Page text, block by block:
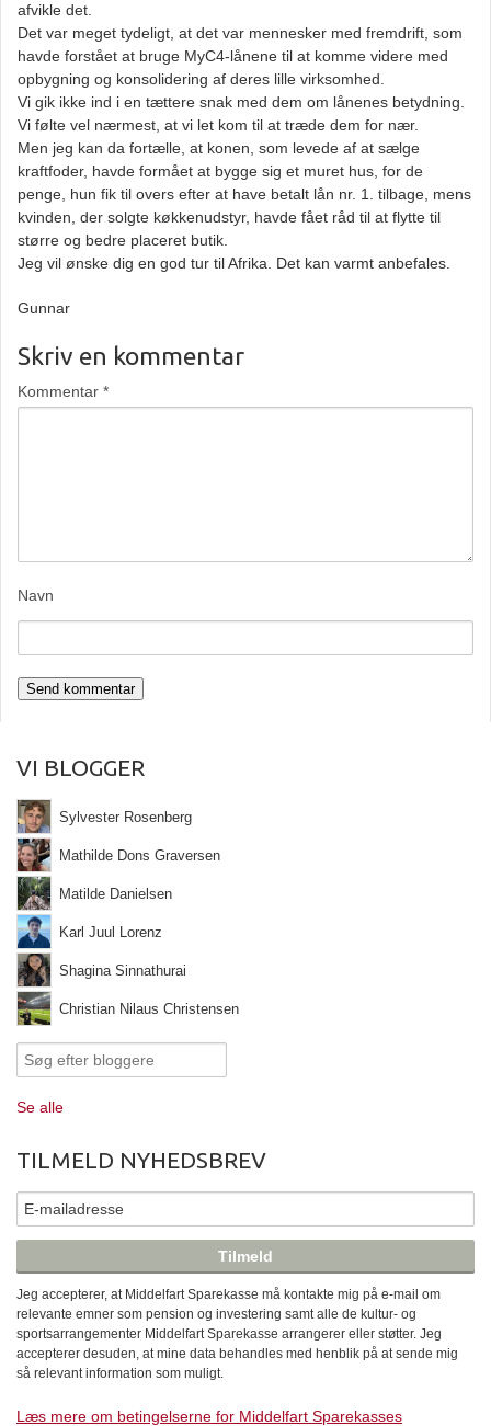
afvikle det.
Det var meget tydeligt, at det var mennesker med fremdrift, som
havde forstået at bruge MyC4-lånene til at komme videre med
opbygning og konsolidering af deres lille virksomhed.
Vi gik ikke ind i en tættere snak med dem om lånenes betydning.
Vi følte vel nærmest, at vi let kom til at træde dem for nær.
Men jeg kan da fortælle, at konen, som levede af at sælge
kraftfoder, havde formået at bygge sig et muret hus, for de
penge, hun fik til overs efter at have betalt lån nr. 1. tilbage, mens
kvinden, der solgte køkkenudstyr, havde fået råd til at flytte til
større og bedre placeret butik.
Jeg vil ønske dig en god tur til Afrika. Det kan varmt anbefales.
Gunnar
Skriv en kommentar
Kommentar *
Navn
VI BLOGGER
Sylvester Rosenberg
Mathilde Dons Graversen
Matilde Danielsen
Karl Juul Lorenz
Shagina Sinnathurai
Christian Nilaus Christensen
Se alle
TILMELD NYHEDSBREV
Jeg accepterer, at Middelfart Sparekasse må kontakte mig på e-mail om
relevante emner som pension og investering samt alle de kultur- og
sportsarrangementer Middelfart Sparekasse arrangerer eller støtter. Jeg
accepterer desuden, at mine data behandles med henblik på at sende mig
så relevant information som muligt.
Læs mere om betingelserne for Middelfart Sparekasses